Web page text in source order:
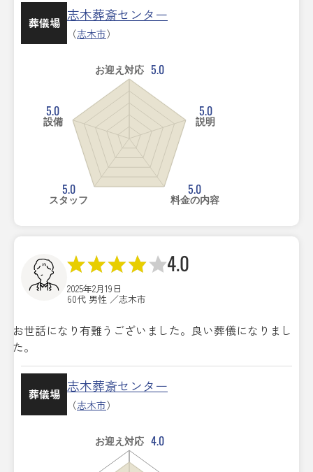
葬儀場 志木葬斎センター
（志木市）
お迎え対応 5.0
5.0
説明
5.0
料金の内容
5.0
スタッフ
5.0
設備
4.0
2025年2月19日
60代 男性 ／志木市
お世話になり有難うございました。良い葬儀になりまし
た。
葬儀場 志木葬斎センター
（志木市）
お迎え対応 4.0